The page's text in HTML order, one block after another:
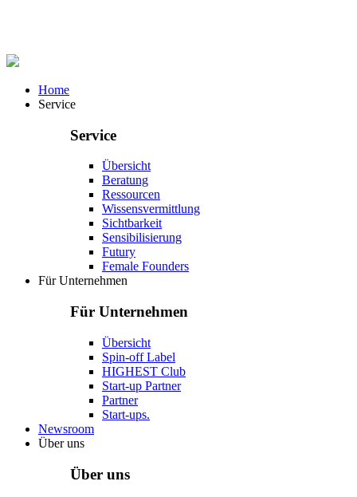
Home
Service
Service
Übersicht
Beratung
Ressourcen
Wissensvermittlung
Sichtbarkeit
Sensibilisierung
Futury
Female Founders
Für Unternehmen
Für Unternehmen
Übersicht
Spin-off Label
HIGHEST Club
Start-up Partner
Partner
Start-ups.
Newsroom
Über uns
Über uns